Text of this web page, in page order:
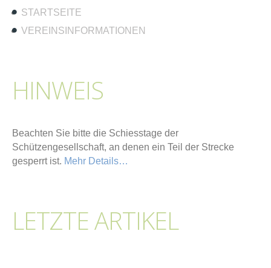
STARTSEITE
VEREINSINFORMATIONEN
HINWEIS
Beachten Sie bitte die Schiesstage der
Schützengesellschaft, an denen ein Teil der Strecke
gesperrt ist. Mehr Details…
LETZTE ARTIKEL